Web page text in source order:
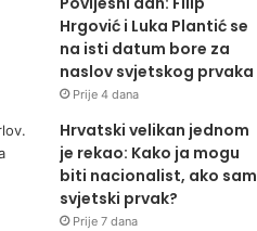
Hrgović i Luka Plantić se
na isti datum bore za
naslov svjetskog prvaka
Prije 4 dana
Hrvatski velikan jednom
je rekao: Kako ja mogu
biti nacionalist, ako sam
svjetski prvak?
Prije 7 dana